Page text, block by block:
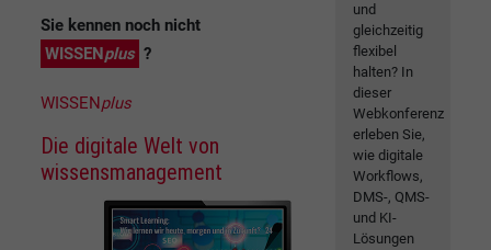
Sie kennen noch nicht
WISSENplus ?
WISSENplus
Die digitale Welt von
wissensmanagement
und
gleichzeitig
flexibel
halten? In
dieser
Webkonferenz
erleben Sie,
wie digitale
Workflows,
DMS-, QMS-
und KI-
Lösungen